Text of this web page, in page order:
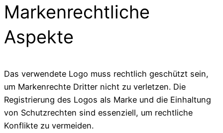
Markenrechtliche
Aspekte
Das verwendete Logo muss rechtlich geschützt sein,
um Markenrechte Dritter nicht zu verletzen. Die
Registrierung des Logos als Marke und die Einhaltung
von Schutzrechten sind essenziell, um rechtliche
Konflikte zu vermeiden.